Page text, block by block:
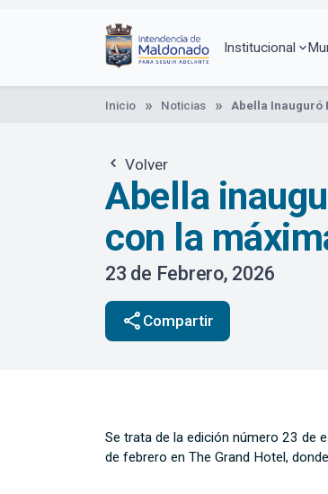
Institucional
Inicio Noticias Abella Inauguró
Volver
Abella
con la
23 de Febrero, 2026
share Compartir
Se trata de la edición número 23 de
de febrero en The Grand Hotel,